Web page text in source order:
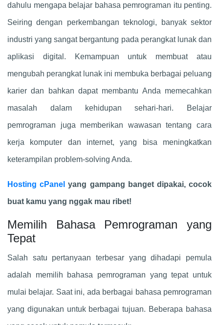
dahulu mengapa belajar bahasa pemrograman itu penting.
Seiring dengan perkembangan teknologi, banyak sektor
industri yang sangat bergantung pada perangkat lunak dan
aplikasi digital. Kemampuan untuk membuat atau
mengubah perangkat lunak ini membuka berbagai peluang
karier dan bahkan dapat membantu Anda memecahkan
masalah dalam kehidupan sehari-hari. Belajar
pemrograman juga memberikan wawasan tentang cara
kerja komputer dan internet, yang bisa meningkatkan
keterampilan problem-solving Anda.
Hosting cPanel yang gampang banget dipakai, cocok
buat kamu yang nggak mau ribet!
Memilih Bahasa Pemrograman yang
Tepat
Salah satu pertanyaan terbesar yang dihadapi pemula
adalah memilih bahasa pemrograman yang tepat untuk
mulai belajar. Saat ini, ada berbagai bahasa pemrograman
yang digunakan untuk berbagai tujuan. Beberapa bahasa